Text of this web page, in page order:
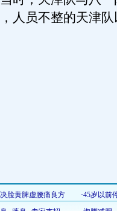
人员不整的天津